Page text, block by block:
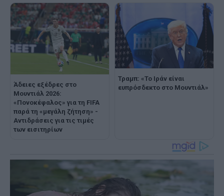
Άδειες εξέδρες στο
Μουντιάλ 2026:
«Πονοκέφαλος» για τη FIFA
παρά τη «μεγάλη ζήτηση» -
Αντιδράσεις για τις τιμές
των εισιτηρίων
Τραμπ: «Το Ιράν είναι
ευπρόσδεκτο στο Μουντιάλ»